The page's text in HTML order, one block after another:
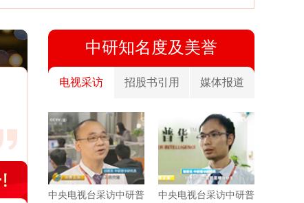
中研知名度及美誉
电视采访 招股书引用 媒体报道
中央电视台采访中研普
中央电视台采访中研普